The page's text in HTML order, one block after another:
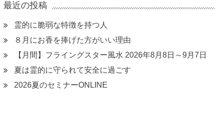
最近の投稿
霊的に脆弱な特徴を持つ人
８月にお香を捧げた方がいい理由
【月間】フライングスター風水 2026年8月8日～9月7日
夏は霊的に守られて安全に過ごす
2026夏のセミナーONLINE